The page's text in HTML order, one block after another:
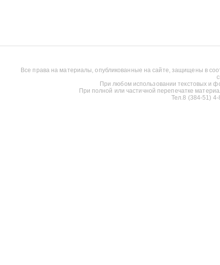
Все права на материалы, опубликованные на сайте, защищены в
При любом использовании текстовых и
При полной или частичной перепечатке
Тел.8 (384-51)